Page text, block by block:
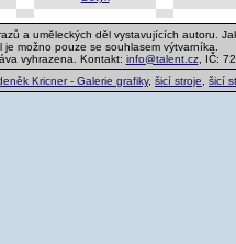
a uměleckých děl vystavujících autoru.
možno pouze se souhlasem výtvarníka.
vyhrazena. Kontakt: info@talent.cz, IČ:
Kricner - Galerie grafiky, šicí stroje šicí